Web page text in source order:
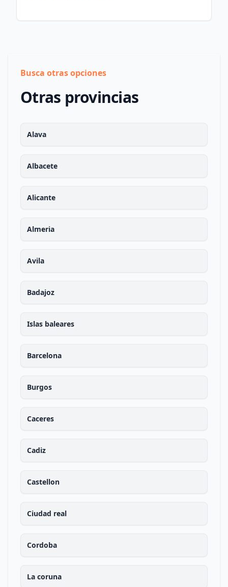
Busca otras opciones
Otras provincias
Alava
Albacete
Alicante
Almeria
Avila
Badajoz
Islas baleares
Barcelona
Burgos
Caceres
Cadiz
Castellon
Ciudad real
Cordoba
La coruna